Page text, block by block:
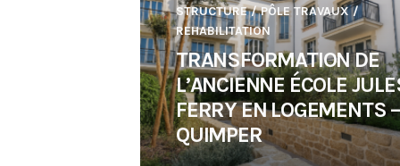
STRUCTURE/PÔLE TRAVAUX/
REHABILITATION
TRANSFORMATION DE
L’ANCIENNE ÉCOLE
FERRY EN LOGEMENTS –
QUIMPER